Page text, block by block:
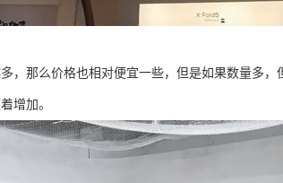
，那么价格也相对便宜一些，但是如果数量多
增加。